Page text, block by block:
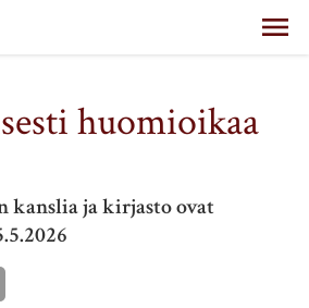
huomioikaa
kanslia ja kirjasto ovat